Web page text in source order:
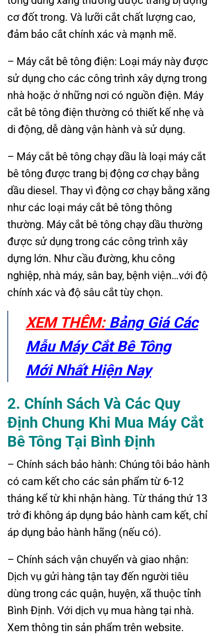
cơ đốt trong. Và lưỡi cắt chất lượng cao,
đảm bảo cắt chính xác và mạnh mẽ.
– Máy cắt bê tông điện: Loại máy này được
sử dụng cho các công trình xây dựng trong
nhà hoặc ở những nơi có nguồn điện. Máy
cắt bê tông điện thường có thiết kế nhẹ và
di động, dễ dàng vận hành và sử dụng.
– Máy cắt bê tông chạy dầu là loại máy cắt
bê tông được trang bị động cơ chạy bằng
dầu diesel. Thay vì động cơ chạy bằng xăng
như các loại máy cắt bê tông thông
thường. Máy cắt bê tông chạy dầu thường
được sử dụng trong các công trình xây
dựng lớn. Như cầu đường, khu công
nghiệp, nhà máy, sân bay, bệnh viện…với độ
chính xác và độ sâu cắt tùy chọn.
XEM THÊM:Bảng Giá Các
Mẫu Máy Cắt Bê Tông
Mới Nhất Hiện Nay
2. Chính Sách Và Các Quy
Định Chung Khi Mua Máy Cắt
Bê Tông Tại Bình Định
– Chính sách bảo hành: Chúng tôi bảo hành
có cam kết cho các sản phẩm từ 6-12
tháng kể từ khi nhận hàng. Từ tháng thứ 13
trở đi không áp dụng bảo hành cam kết, chỉ
áp dụng bảo hành hãng (nếu có).
– Chính sách vận chuyển và giao nhận:
Dịch vụ gửi hàng tận tay đến người tiêu
dùng trong các quận, huyện, xã thuộc tỉnh
Bình Định. Với dịch vụ mua hàng tại nhà.
Xem thông tin sản phẩm trên website.